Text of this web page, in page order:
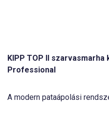
KIPP TOP II szarvasmarha
Professional
A modern pataápolási